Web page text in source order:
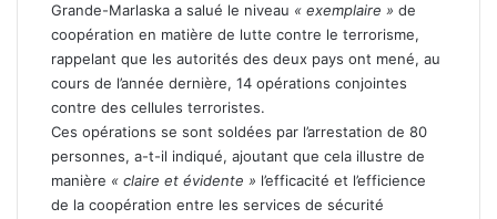
Grande-Marlaska a salué le niveau « exemplaire » de
coopération en matière de lutte contre le terrorisme,
rappelant que les autorités des deux pays ont mené, au
cours de l’année dernière, 14 opérations conjointes
contre des cellules terroristes.
Ces opérations se sont soldées par l’arrestation de 80
personnes, a-t-il indiqué, ajoutant que cela illustre de
manière « claire et évidente » l’efficacité et l’efficience
de la coopération entre les services de sécurité